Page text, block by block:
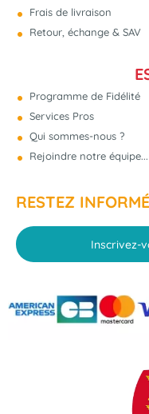
Frais de livraison
Retour, échange & SAV
Programme de Fidélité
Services Pros
Qui sommes-nous ?
Rejoindre notre équipe...
RESTEZ
Inscrivez-